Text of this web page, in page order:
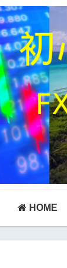
HOME